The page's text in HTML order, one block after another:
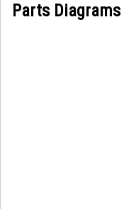
Parts Diagrams